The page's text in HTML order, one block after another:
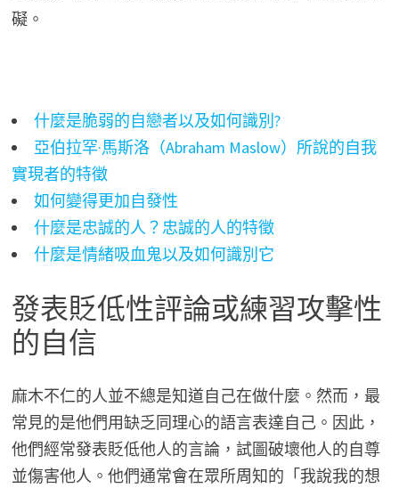
礙。
什麼是脆弱的自戀者以及如何識別?
亞伯拉罕·馬斯洛（Abraham Maslow）所說的自我
實現者的特徵
如何變得更加自發性
什麼是忠誠的人？忠誠的人的特徵
什麼是情緒吸血鬼以及如何識別它
發表貶低性評論或練習攻擊性
的自信
麻木不仁的人並不總是知道自己在做什麼。然而，最
常見的是他們用缺乏同理心的語言表達自己。因此，
他們經常發表貶低他人的言論，試圖破壞他人的自尊
並傷害他人。他們通常會在眾所周知的「我說我的想